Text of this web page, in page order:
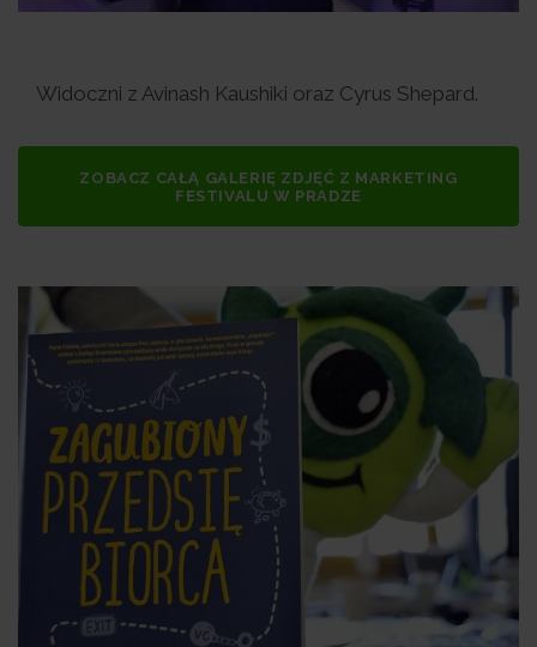
Widoczni z Avinash Kaushiki oraz Cyrus Shepard.
ZOBACZ CAŁĄ GALERIĘ ZDJĘĆ Z MARKETING
FESTIVALU W PRADZE